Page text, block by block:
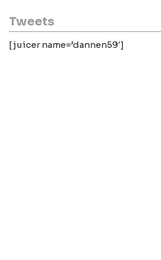
Tweets
[juicer name=’dannen59′]